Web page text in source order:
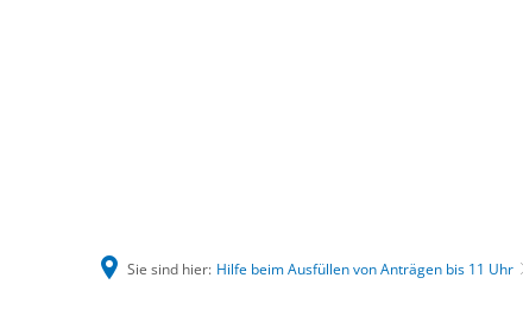
Sie sind hier: Hilfe beim Ausfüllen von Anträgen bis 11 Uhr